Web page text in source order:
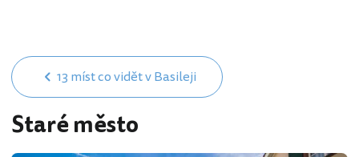
13 míst co vidět v Basileji
Staré město